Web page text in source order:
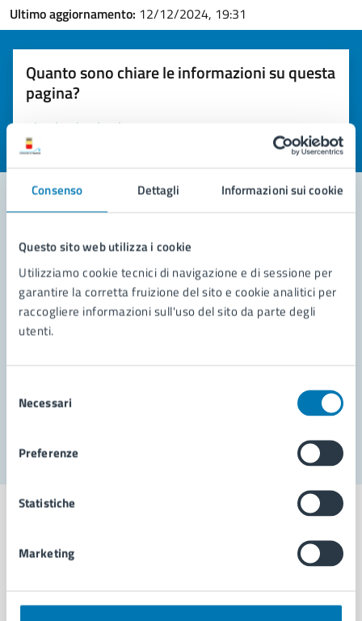
Consenso Dettagli Informazioni sui cookie
Questo sito web utilizza i cookie
Utilizziamo cookie tecnici di navigazione e di sessione per
garantire la corretta fruizione del sito e cookie analitici per
raccogliere informazioni sull'uso del sito da parte degli
utenti.
delNecessari
Preferenze
Statistiche
Marketing
Ultimo aggiornamento: 12/12/2024, 19:31
Quanto sono chiare le informazioni su questa
pagina?
Valuta la chiarezza delle informazioni (da 1 a 5 stelle)
Seleziona il numero di stelle per valutare la chiarezza delle
Valuta 1 stelle su 5
Contatta il comune
Leggi le domande frequenti
Richiedi assistenza